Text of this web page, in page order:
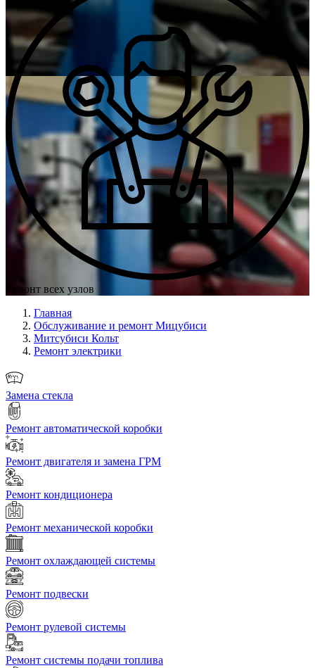
Ремонт всех узлов
Главная
Обслуживание и ремонт Мицубиси
Митсубиси Кольт
Ремонт электрики
Замена стекла
Ремонт автоматической коробки
Ремонт двигателя и замена ГРМ
Ремонт кондиционера
Ремонт механической коробки
Ремонт охлаждающей системы
Ремонт подвески
Ремонт рулевой системы
Ремонт системы подачи топлива